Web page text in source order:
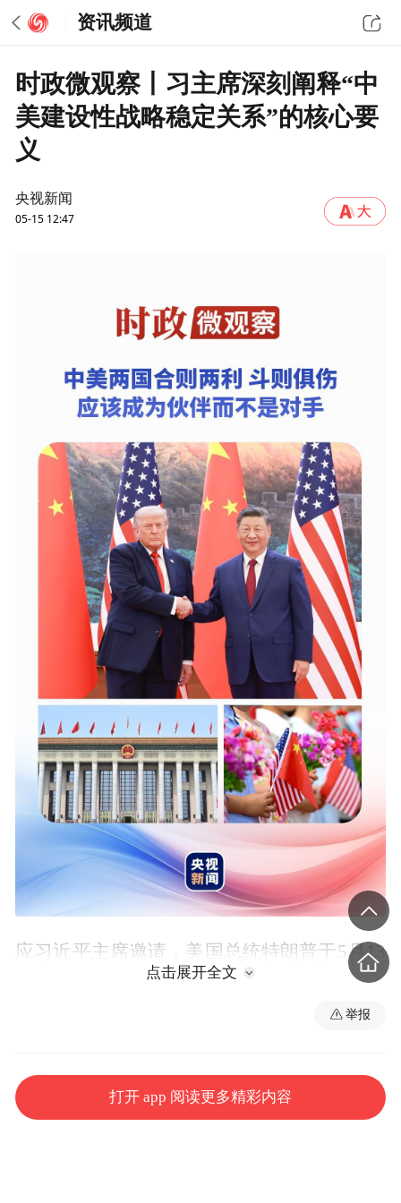
资讯频道
时政微观察丨习主席深刻阐释“中
美建设性战略稳定关系”的核心要
义
央视新闻
05-15 12:47
应习近平主席邀请，美国总统特朗普于5月13
日至15日对中国进行国事访问。
访华。
点击展开全文
举报
打开 app 阅读更多精彩内容